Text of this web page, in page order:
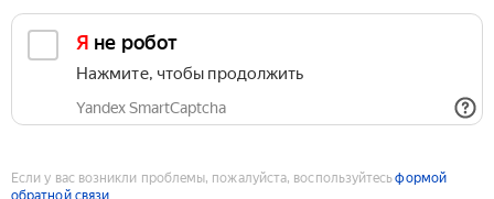
Я не робот
Нажмите, чтобы продолжить
Yandex SmartCaptcha
Если у вас возникли проблемы, пожалуйста, воспользуйтесьформой
обратной связи